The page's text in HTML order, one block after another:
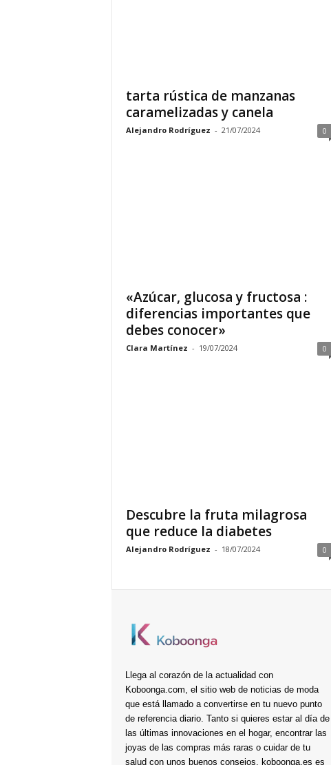
tarta rústica de manzanas
caramelizadas y canela
Alejandro Rodríguez - 21/07/2024 0
«Azúcar, glucosa y fructosa :
diferencias importantes que
debes conocer»
Clara Martínez - 19/07/2024 0
Descubre la fruta milagrosa
que reduce la diabetes
Alejandro Rodríguez - 18/07/2024 0
Llega al corazón de la actualidad con
Koboonga.com, el sitio web de noticias de moda
que está llamado a convertirse en tu nuevo punto
de referencia diario. Tanto si quieres estar al día de
las últimas innovaciones en el hogar, encontrar las
joyas de las compras más raras o cuidar de tu
salud con unos buenos consejos, koboonga.es es